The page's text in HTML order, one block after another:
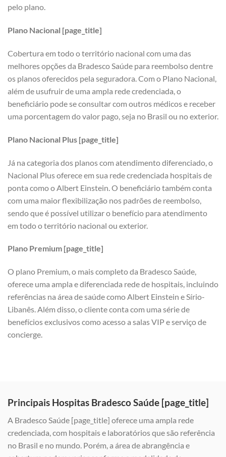
pelo plano.
Plano Nacional [page_title]
Cobertura em todo o território nacional com uma das
melhores opções da Bradesco Saúde para reembolso dentre
os planos oferecidos pela seguradora. Com o Plano Nacional,
além de usufruir de uma ampla rede credenciada, o
beneficiário pode se consultar com outros médicos e receber
uma porcentagem do valor pago, seja no Brasil ou no exterior.
Plano Nacional Plus [page_title]
Já na categoria dos planos com atendimento diferenciado, o
Nacional Plus oferece em sua rede credenciada hospitais de
ponta como o Albert Einstein. O beneficiário também conta
com uma maior flexibilização nos padrões de reembolso,
sendo que é possível utilizar o benefício para atendimento
em todo o território nacional ou exterior.
Plano Premium [page_title]
O plano Premium, o mais completo da Bradesco Saúde,
oferece uma ampla e diferenciada rede de hospitais, incluindo
referências na área de saúde como Albert Einstein e Sírio-
Libanês. Além disso, o cliente conta com uma série de
benefícios exclusivos como acesso a salas VIP e serviço de
concierge.
Principais Hospitas Bradesco Saúde [page_title]
A Bradesco Saúde [page_title] oferece uma ampla rede
credenciada, com hospitais e laboratórios que são referência
no Brasil e no mundo. Porém, a área de abrangência e